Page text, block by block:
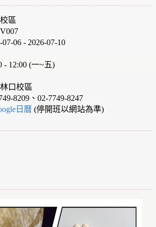
區
06 - 2026-07-10
- 12:00 (一~五)
口校區
8209、02-7749-8247
日曆(停開班以網站為準)